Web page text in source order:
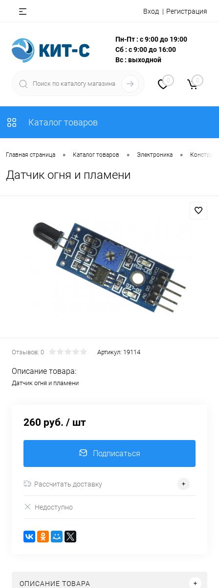
Вход Регистрация
Пн-Пт : с 9:00 до 19:00
Сб : с 9:00 до 16:00
Вс : выходной
0 0
Каталог товаров
Главная страница • Каталог товаров • Электроника •
Датчик огня и пламени
Отзывов: 0 Артикул: 19114
Описание товара:
Датчик огня и пламени
260 руб. / шт
Подписаться
Рассчитать доставку
Недоступно
ОПИСАНИЕ ТОВАРА